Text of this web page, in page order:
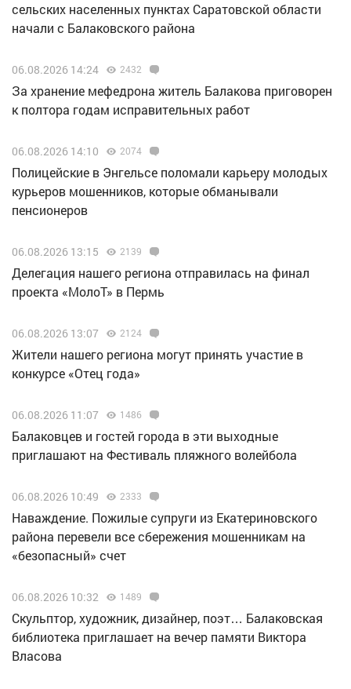
сельских населенных пунктах Саратовской области
начали с Балаковского района
06.08.2026 14:24 2432
За хранение мефедрона житель Балакова приговорен
к полтора годам исправительных работ
06.08.2026 14:10 2074
Полицейские в Энгельсе поломали карьеру молодых
курьеров мошенников, которые обманывали
пенсионеров
06.08.2026 13:15 2139
Делегация нашего региона отправилась на финал
проекта «МолоТ» в Пермь
06.08.2026 13:07 2124
Жители нашего региона могут принять участие в
конкурсе «Отец года»
06.08.2026 11:07 1486
Балаковцев и гостей города в эти выходные
приглашают на Фестиваль пляжного волейбола
06.08.2026 10:49 2333
Наваждение. Пожилые супруги из Екатериновского
района перевели все сбережения мошенникам на
«безопасный» счет
06.08.2026 10:32 1489
Скульптор, художник, дизайнер, поэт… Балаковская
библиотека приглашает на вечер памяти Виктора
Власова